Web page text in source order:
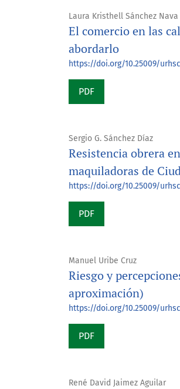
Laura Kristhell Sánchez Nava
El comercio en las
abordarlo
https://doi.org/10.25009/
PDF
Sergio G. Sánchez Díaz
Resistencia obrera
maquiladoras de
https://doi.org/10.25009/
PDF
Manuel Uribe Cruz
Riesgo y
aproximación)
https://doi.org/10.25009/
PDF
René David Jaimez Aguilar